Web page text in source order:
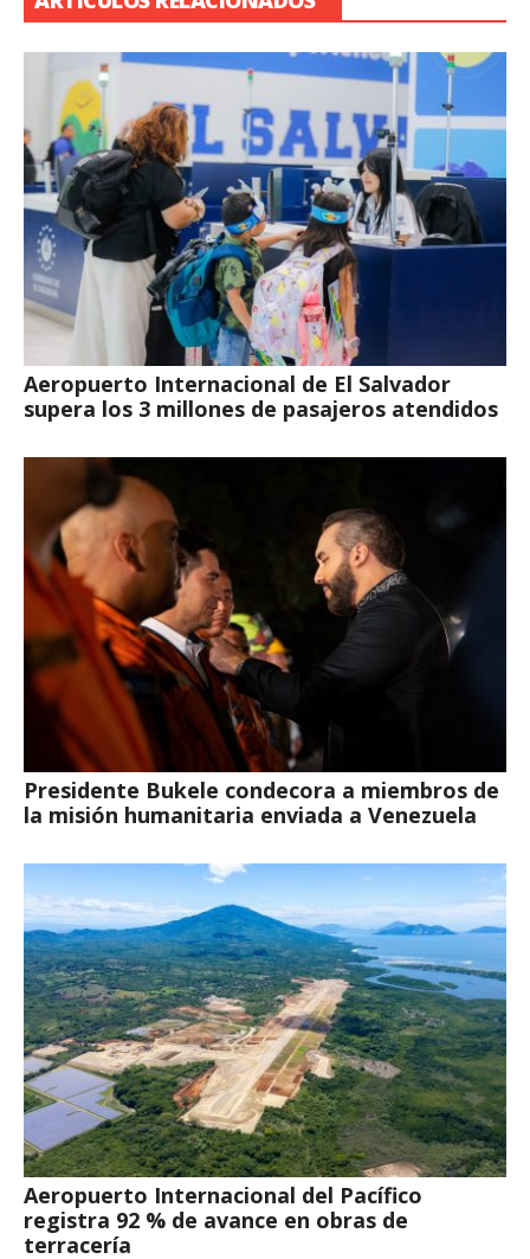
Aeropuerto Internacional de El Salvador
supera los 3 millones de pasajeros atendidos
Presidente Bukele condecora a miembros de
la misión humanitaria enviada a Venezuela
Aeropuerto Internacional del Pacífico
registra 92 % de avance en obras de
terracería